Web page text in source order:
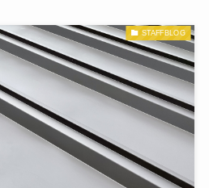
STAFFBLOG